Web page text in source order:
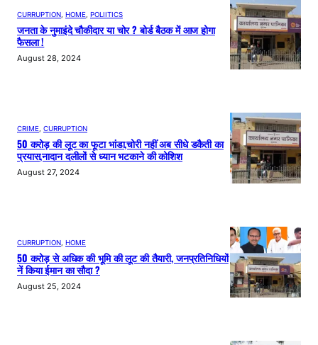
CURRUPTION HOME POLIITICS
जनता के नुमाइंदे चौकीदार या चोर ? बोर्ड बैठक में आज होगा
फैसला !
August 28, 2024
CRIME CURRUPTION
50 करोड़ की लूट का फूटा भांडा,चोरी नहीं अब सीधे डकैती का
प्रयास,नादान दलीलों से ध्यान भटकाने की कोशिश
August 27, 2024
CURRUPTION HOME
50 करोड़ से अधिक की भूमि की लूट की तैयारी, जनप्रतिनिधियों
नें किया ईमान का सौदा ?
August 25, 2024